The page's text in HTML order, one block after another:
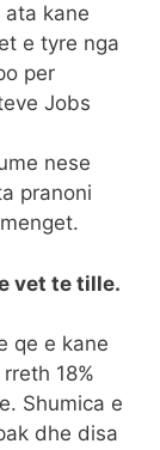
ata kane
e tyre nga
per
Jobs
nese
pranoni
vet te tille.
qe e kane
18%
Shumica e
dhe disa